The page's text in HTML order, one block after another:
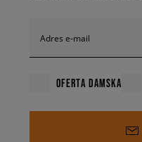
Adres e-mail
OFERTA DAMSKA